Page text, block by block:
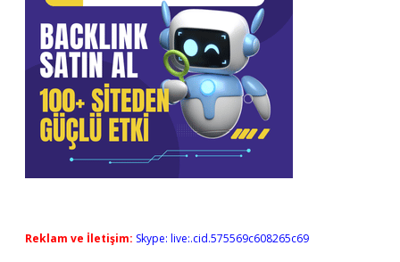
Reklam ve İletişim: Skype: live:.cid.575569c608265c69